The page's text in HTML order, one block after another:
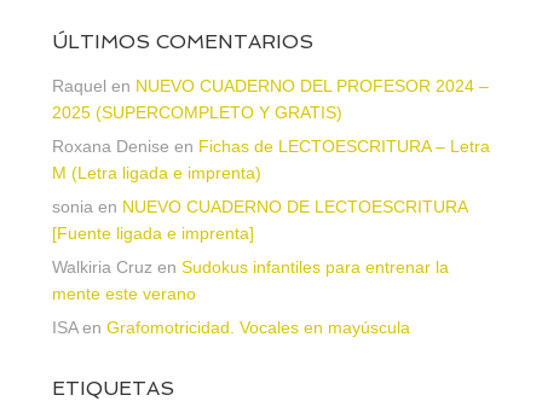
ÚLTIMOS COMENTARIOS
Raquel en NUEVO CUADERNO DEL PROFESOR 2024 –
2025 (SUPERCOMPLETO Y GRATIS)
Roxana Denise en Fichas de LECTOESCRITURA – Letra
M (Letra ligada e imprenta)
sonia en NUEVO CUADERNO DE LECTOESCRITURA
[Fuente ligada e imprenta]
Walkiria Cruz en Sudokus infantiles para entrenar la
mente este verano
ISAen Grafomotricidad. Vocales en mayúscula
ETIQUETAS